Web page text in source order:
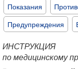
Показания
Предупреждения
ИНСТРУКЦИЯ
по медицинскому